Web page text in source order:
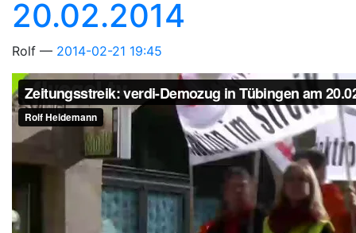
20.02.2014
Rolf 2014-02-21 19:45